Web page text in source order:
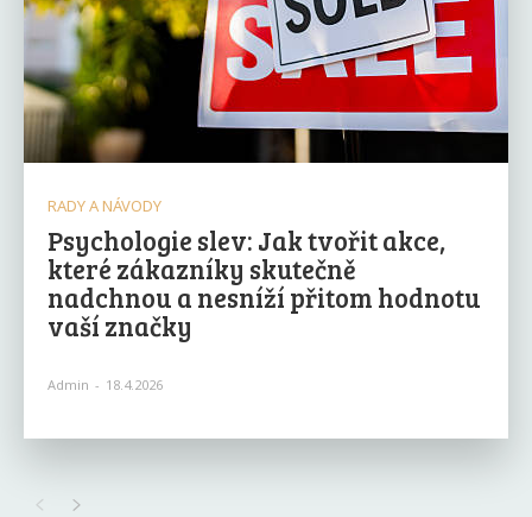
RADY A NÁVODY
Psychologie slev: Jak tvořit akce,
které zákazníky skutečně
nadchnou a nesníží přitom hodnotu
vaší značky
Admin - 18.4.2026